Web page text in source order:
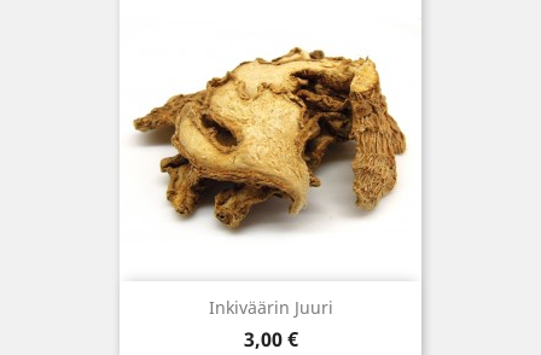
Inkiväärin Juuri
Hinta
3,00 €